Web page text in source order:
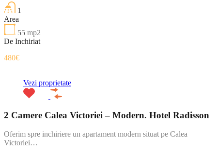
1
Area
55 mp2
De Inchiriat
480€
Vezi proprietate
2 Camere Calea Victoriei – Modern. Hotel Radisson
Oferim spre inchiriere un apartament modern situat pe Calea
Victoriei…